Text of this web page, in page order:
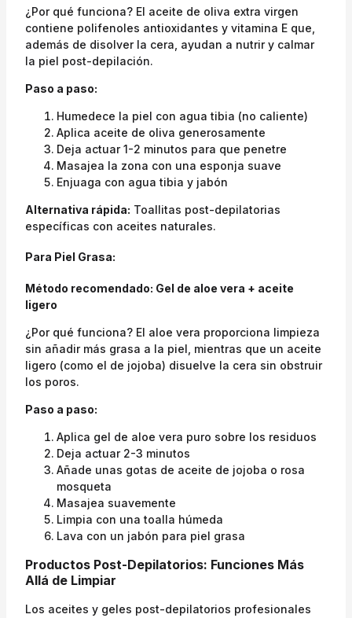
¿Por qué funciona? El aceite de oliva extra virgen
contiene polifenoles antioxidantes y vitamina E que,
además de disolver la cera, ayudan a nutrir y calmar
la piel post-depilación.
Paso a paso:
Humedece la piel con agua tibia (no caliente)
Aplica aceite de oliva generosamente
Deja actuar 1-2 minutos para que penetre
Masajea la zona con una esponja suave
Enjuaga con agua tibia y jabón
Alternativa rápida: Toallitas post-depilatorias
específicas con aceites naturales.
Para Piel Grasa:
Método recomendado: Gel de aloe vera + aceite
ligero
¿Por qué funciona? El aloe vera proporciona limpieza
sin añadir más grasa a la piel, mientras que un aceite
ligero (como el de jojoba) disuelve la cera sin obstruir
los poros.
Paso a paso:
Aplica gel de aloe vera puro sobre los residuos
Deja actuar 2-3 minutos
Añade unas gotas de aceite de jojoba o rosa
mosqueta
Masajea suavemente
Limpia con una toalla húmeda
Lava con un jabón para piel grasa
Productos Post-Depilatorios: Funciones Más
Allá de Limpiar
Los aceites y geles post-depilatorios profesionales